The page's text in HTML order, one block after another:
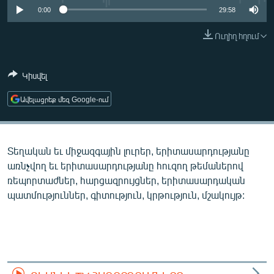
ՄԻՋԱԶԳԱՅԻՆ
ՄԵԿՆԱԲԱՆՈՒԹՅՈՒՆ
ՏՏ ԵՒ ԻՆՏԵՐՆԵՏ
ԿՈՐՈՆԱՎԻՐՈՒՍ
ՏԵՍԱՆՅՈՒԹԵՐ
ԲԱՆԱՎԵՃ
Հայերեն
0:00 29:58
Ուղիղ հղում
Կիսվել
Ավելացրեք մեզ Google-ում
Տեղական եւ միջազգային լուրեր, երիտասարդությանը
առնչվող եւ երիտասարդությանը հուզող թեմաներով
ռեպորտաժներ, հարցազրույցներ, երիտասարդական
պատմություններ, գիտություն, կրթություն, մշակույթ: